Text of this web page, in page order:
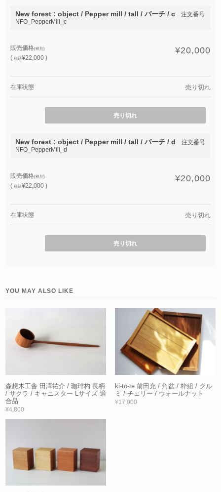
New forest : object / Pepper mill / tall / バーチ / c
注文番号
NFO_PepperMill_c
販売価格(税別)
(税込¥22,000 )
¥20,000
在庫状態 売り切れ
売り切れ
New forest : object / Pepper mill / tall / バーチ / d
注文番号
NFO_PepperMill_d
販売価格(税別)
(税込¥22,000 )
¥20,000
在庫状態 売り切れ
売り切れ
YOU MAY ALSO LIKE
森想木工舎 田澤祐介 / 珈琲杓 長柄
/ サクラ / キャニスター Lサイズ 適
合品
¥4,800
ki-to-te 前田充 / 角盆 / 枠組 / クル
ミ / チェリー / ウォールナット
¥17,000